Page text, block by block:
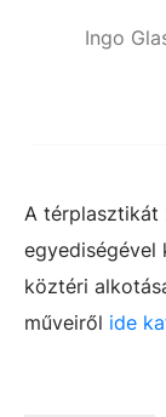
Ingo
A térplasztikát
egyediségével
köztéri
műveiről ide